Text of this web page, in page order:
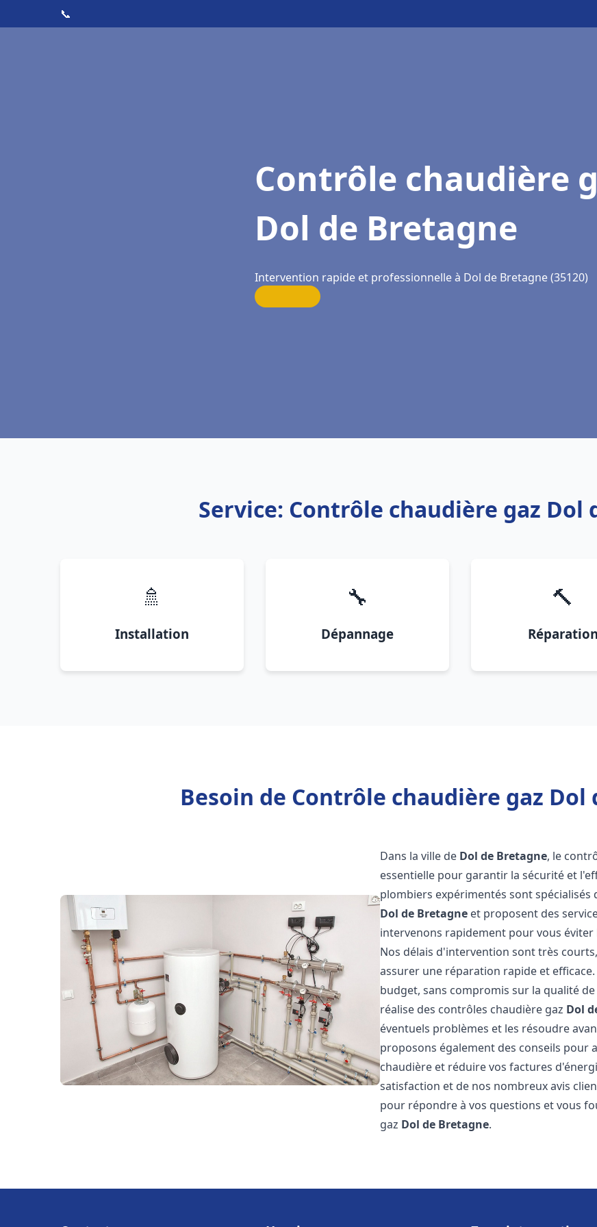
📞
Contrôle chaudière
Dol de Bretagne
Intervention rapide et professionnelle à Dol de Bretagne (35120)
Service: Contrôle chaudière gaz Dol
🚿
Installation
🔧
Dépannage
🔨
Réparation
Besoin de Contrôle chaudière gaz Dol
Dans la ville de Dol de Bretagne, le
essentielle pour garantir la sécurité et
plombiers expérimentés sont
Dol de Bretagne et proposent des
intervenons rapidement pour vous éviter
Nos délais d'intervention sont très
assurer une réparation rapide et
budget, sans compromis sur la qualité
réalise des contrôles chaudière gaz Dol
éventuels problèmes et les résoudre
proposons également des conseils
chaudière et réduire vos factures
satisfaction et de nos nombreux avis
pour répondre à vos questions et vous
gaz Dol de Bretagne.